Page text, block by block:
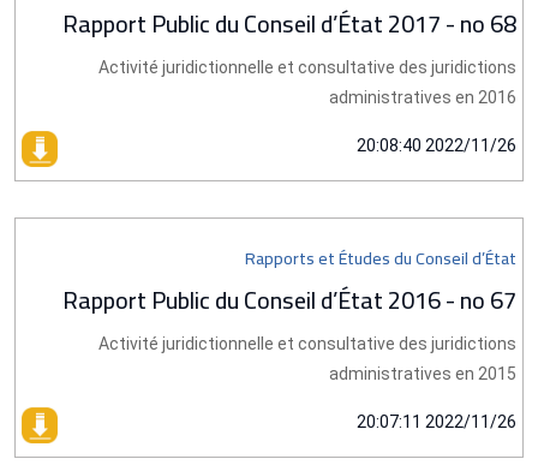
Rapport Public du Conseil d’État 2017 - no 68
Activité juridictionnelle et consultative des juridictions
administratives en 2016
2022/11/26 20:08:40
Rapports et Études du Conseil d’État
Rapport Public du Conseil d’État 2016 - no 67
Activité juridictionnelle et consultative des juridictions
administratives en 2015
2022/11/26 20:07:11